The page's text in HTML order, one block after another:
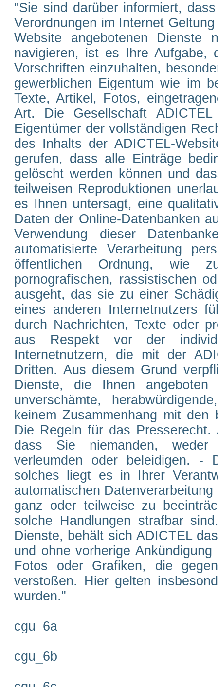
"Sie sind darüber informiert,
Verordnungen im Internet
Website angebotenen Dienste
navigieren, ist es Ihre Aufgabe,
Vorschriften einzuhalten,
gewerblichen Eigentum wie im
Texte, Artikel, Fotos,
Art. Die Gesellschaft
Eigentümer der vollständigen
des Inhalts der ADICTEL-
gerufen, dass alle Einträge
gelöscht werden können und
teilweisen Reproduktionen
es Ihnen untersagt, eine
Daten der Online-Datenbanken
Verwendung dieser
automatisierte Verarbeitung
öffentlichen Ordnung, wie
pornografischen, rassistischen
ausgeht, das sie zu einer
eines anderen Internetnutzers
durch Nachrichten, Texte oder
aus Respekt vor der
Internetnutzern, die mit der
Dritten. Aus diesem Grund
Dienste, die Ihnen angeboten
unverschämte,
keinem Zusammenhang mit
Die Regeln für das
dass Sie niemanden, weder
verleumden oder beleidigen. -
solches liegt es in Ihrer
automatischen
ganz oder teilweise zu
solche Handlungen strafbar
Dienste, behält sich ADICTEL
und ohne vorherige
Fotos oder Grafiken, die
verstoßen. Hier gelten
wurden."
cgu_6a
cgu_6b